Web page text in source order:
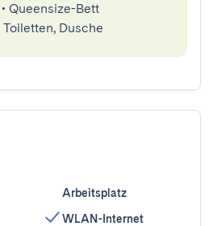
• Queensize-Bett
Toiletten, Dusche
Arbeitsplatz
WLAN-Internet